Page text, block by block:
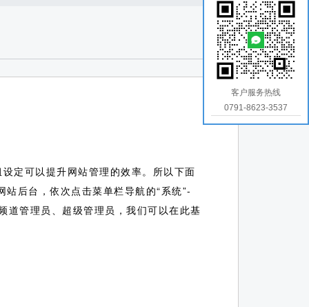
定可以提升网站管理的效率。所以下面
后台，依次点击菜单栏导航的“系统”-
道管理员、超级管理员，我们可以在此基
客户服务热线
0791-8623-3537